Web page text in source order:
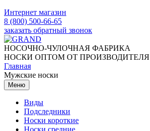
Интернет магазин
8 (800) 500-66-65
заказать обратный звонок
НОСОЧНО-ЧУЛОЧНАЯ ФАБРИКА
НОСКИ ОПТОМ ОТ ПРОИЗВОДИТЕЛЯ
Главная
Мужские носки
Меню
Виды
Подследники
Носки короткие
Носки средние